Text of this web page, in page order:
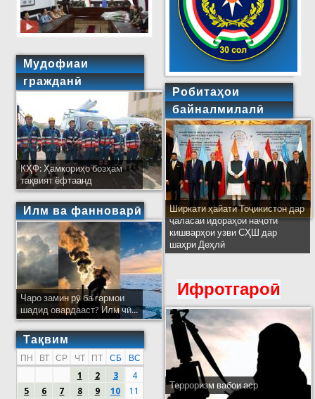
Мудофиаи
гражданӣ
КҲФ: Ҳамкориҳо бозҳам
тақвият ёфтаанд
Илм ва фанноварӣ
Чаро замин рӯ ба гармои
шадид овардааст? Илм чӣ...
Тақвим
ПН ВТ СР ЧТ ПТ СБ
ВС
1
2 3
4
5
6 7 8 9 10
11
Робитаҳои
байналмилалӣ
Ширкати ҳайати Тоҷикистон дар
ҷаласаи идораҳои наҷоти
кишварҳои узви СҲШ дар
шаҳри Деҳлӣ
Ифротгароӣ
Терроризм вабои аср